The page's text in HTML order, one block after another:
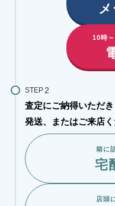
10時
STEP
査定にご納得いただき
発送、またはご来店く
箱に
宅
店頭